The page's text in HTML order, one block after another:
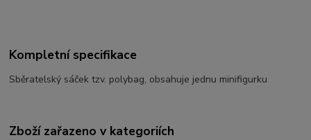
Kompletní specifikace
Sběratelský sáček tzv. polybag, obsahuje jednu minifigurku
Zboží zařazeno v kategoriích